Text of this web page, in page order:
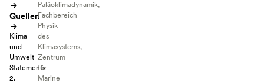
Quellen
Klima
und
Umwelt
Statements
2.
Paläoklimadynamik,
Fachbereich
Physik
des
Klimasystems,
Zentrum
für
Marine